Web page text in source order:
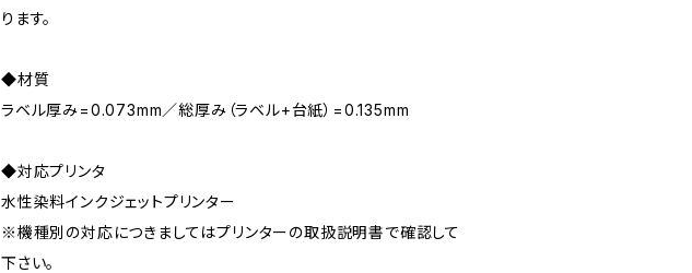
ります。
◆材質
ラベル厚み=0.073mm／総厚み（ラベル+台紙）=0.135mm
◆対応プリンタ
水性染料インクジェットプリンター
※機種別の対応につきましてはプリンターの取扱説明書で確認して
下さい。